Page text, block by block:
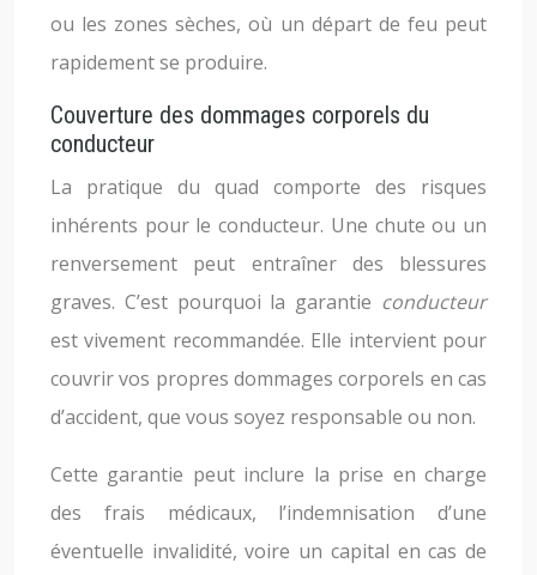
ou les zones sèches, où un départ de feu peut
rapidement se produire.
Couverture des dommages corporels du
conducteur
La pratique du quad comporte des risques
inhérents pour le conducteur. Une chute ou un
renversement peut entraîner des blessures
graves. C’est pourquoi la garantie conducteur
est vivement recommandée. Elle intervient pour
couvrir vos propres dommages corporels en cas
d’accident, que vous soyez responsable ou non.
Cette garantie peut inclure la prise en charge
des frais médicaux, l’indemnisation d’une
éventuelle invalidité, voire un capital en cas de